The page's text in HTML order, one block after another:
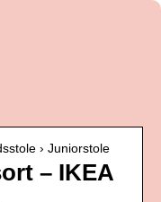
› Juniorstole
– IKEA